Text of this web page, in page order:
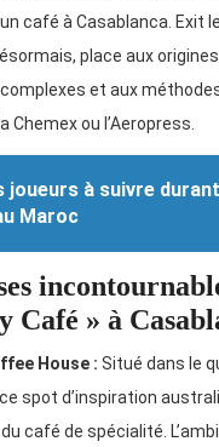
café à Casablanca. Exit
place aux
et aux
Chemex ou l’Aeropress.
joueurs à suivre
Maroc
Café » à
House : Situé dans le
spot d’inspiration
café de spécialité.